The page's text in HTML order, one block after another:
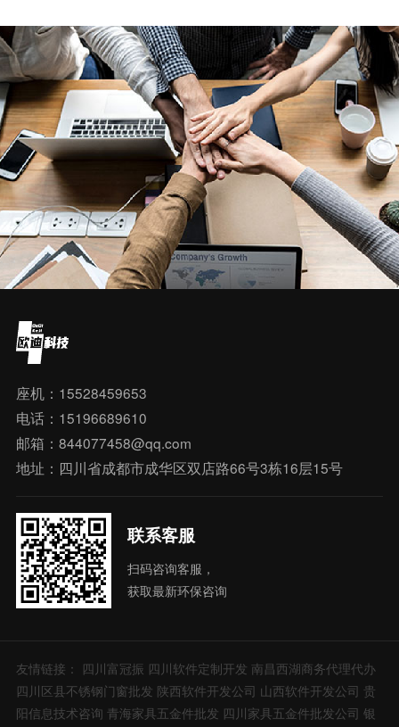
座机：15528459653
电话：15196689610
邮箱：844077458@qq.com
地址：四川省成都市成华区双店路66号3栋16层15号
联系客服
扫码咨询客服，
获取最新环保咨询
友情链接： 四川富冠振 四川软件定制开发 南昌西湖商务代理代办
四川区县不锈钢门窗批发 陕西软件开发公司 山西软件开发公司 贵
阳信息技术咨询 青海家具五金件批发 四川家具五金件批发公司 银